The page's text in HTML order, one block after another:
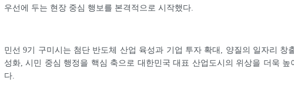
우선에 두는 현장 중심 행보를 본격적으로 시작했다.
민선 9기 구미시는 첨단 반도체 산업 육성과 기업 투자 확대, 양질의 일자리 창
성화, 시민 중심 행정을 핵심 축으로 대한민국 대표 산업도시의 위상을 더욱 높
다.